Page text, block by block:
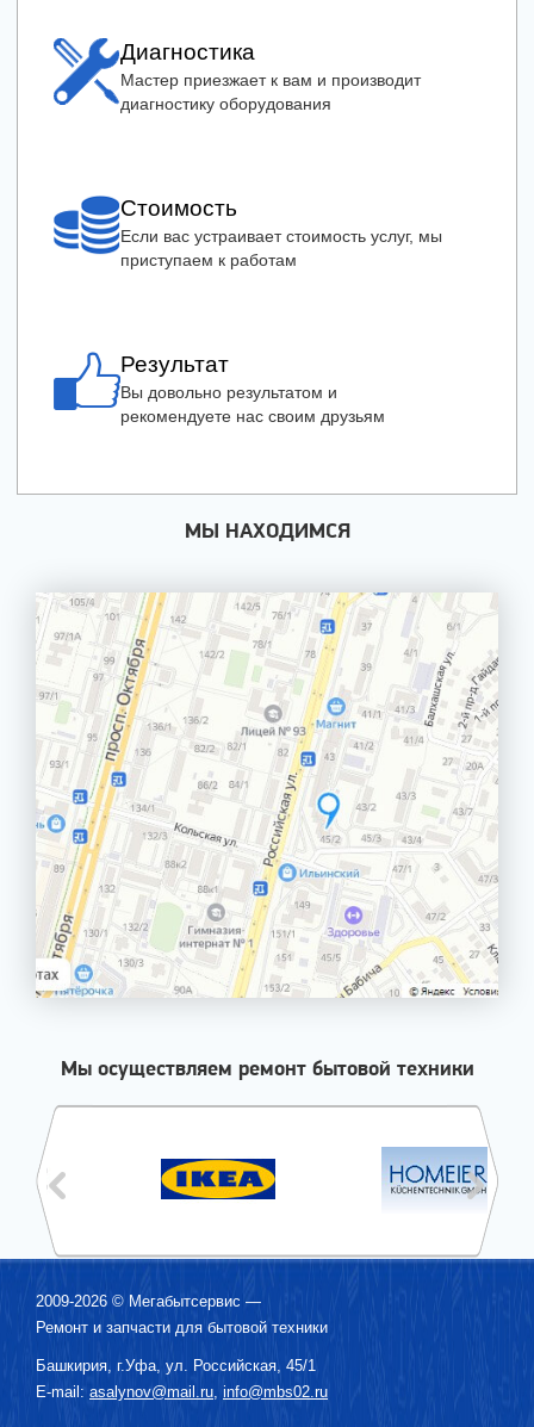
Диагностика
Мастер приезжает к вам и производит
диагностику оборудования
Стоимость
Если вас устраивает стоимость услуг, мы
приступаем к работам
Результат
Вы довольно результатом и
рекомендуете нас своим друзьям
МЫ НАХОДИМСЯ
Мы осуществляем ремонт бытовой техники
2009-2026 © Мегабытсервис —
Ремонт и запчасти для бытовой техники
Башкирия, г.Уфа, ул. Российская, 45/1
E-mail: asalynov@mail.ru, info@mbs02.ru